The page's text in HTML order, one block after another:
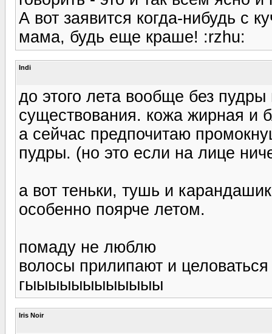
А вот заявится когда-нибудь с
мама, будь еще краше! :rzhu:
Indi
до этого лета вообще без пудры
существования. кожа жирная и
а сейчас предпочитаю
пудры. (но это если на лице
а вот теньки, тушь и
особенно поярче летом.
помаду не люблю
волосы прилипают и
гыыыыыыыыыыыы
Iris Noir